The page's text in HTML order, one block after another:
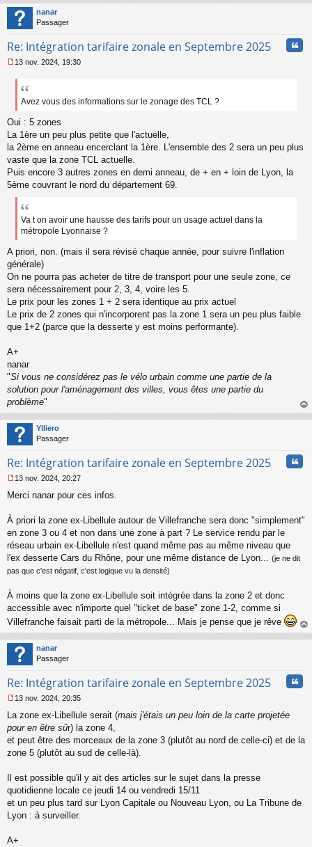
n
l
u
nanar
Passager
Re: Intégration tarifaire zonale en Septembre 2025
e
a
g
e
n
o
n
l
u
13 nov. 2024, 19:30
Avez vous des informations sur le zonage des TCL ?
Oui : 5 zones
La 1ère un peu plus petite que l'actuelle,
la 2ème en anneau encerclant la 1ère. L'ensemble des 2 sera un peu plus
vaste que la zone TCL actuelle.
Puis encore 3 autres zones en demi anneau, de + en + loin de Lyon, la
5ème couvrant le nord du département 69.
Va t on avoir une hausse des tarifs pour un usage actuel dans la
métropole Lyonnaise ?
A priori, non. (mais il sera révisé chaque année, pour suivre l'inflation
générale)
On ne pourra pas acheter de titre de transport pour une seule zone, ce
sera nécessairement pour 2, 3, 4, voire les 5.
Le prix pour les zones 1 + 2 sera identique au prix actuel
Le prix de 2 zones qui n'incorporent pas la zone 1 sera un peu plus faible
que 1+2 (parce que la desserte y est moins performante).
A+
nanar
"Si vous ne considérez pas le vélo urbain comme une partie de la
solution pour l'aménagement des villes, vous êtes une partie du
problème"
au
Ylliero
Passager
Re: Intégration tarifaire zonale en Septembre 2025
e
s
a
g
e
n
o
u
13 nov. 2024, 20:27
Merci nanar pour ces infos.
À priori la zone ex-Libellule autour de Villefranche sera donc "simplement"
en zone 3 ou 4 et non dans une zone à part ? Le service rendu par le
réseau urbain ex-Libellule n'est quand même pas au même niveau que
l'ex desserte Cars du Rhône, pour une même distance de Lyon... (je ne dit
pas que c'est négatif, c'est logique vu la densité)
À moins que la zone ex-Libellule soit intégrée dans la zone 2 et donc
accessible avec n'importe quel "ticket de base" zone 1-2, comme si
Villefranche faisait parti de la métropole... Mais je pense que je rêve
au
nanar
Passager
Re: Intégration tarifaire zonale en Septembre 2025
e
s
s
a
g
n
o
n
u
13 nov. 2024, 20:35
La zone ex-Libellule serait (mais j'étais un peu loin de la carte projetée
pour en être sûr) la zone 4,
et peut être des morceaux de la zone 3 (plutôt au nord de celle-ci) et de la
zone 5 (plutôt au sud de celle-là).
Il est possible qu'il y ait des articles sur le sujet dans la presse
quotidienne locale ce jeudi 14 ou vendredi 15/11
et un peu plus tard sur Lyon Capitale ou Nouveau Lyon, ou La Tribune de
Lyon : à surveiller.
A+